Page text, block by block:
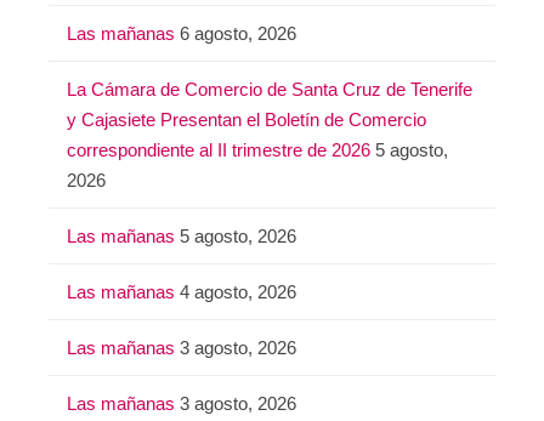
Las mañanas 6 agosto, 2026
La Cámara de Comercio de Santa Cruz de Tenerife
y Cajasiete Presentan el Boletín de Comercio
correspondiente al II trimestre de 2026 5 agosto,
2026
Las mañanas 5 agosto, 2026
Las mañanas 4 agosto, 2026
Las mañanas 3 agosto, 2026
Las mañanas 3 agosto, 2026